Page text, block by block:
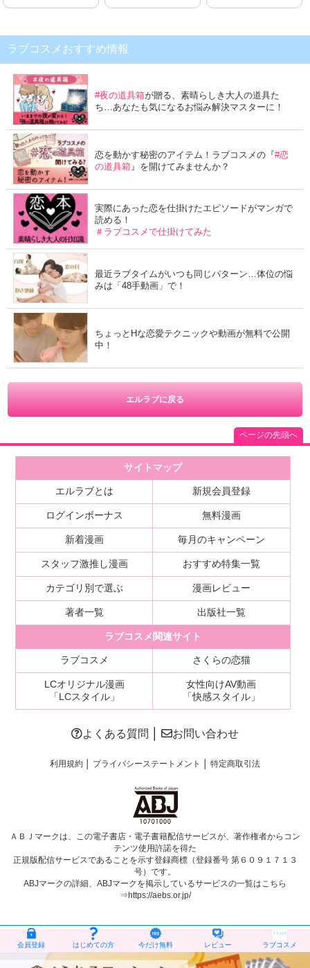
ラブコスメおすすめ情報
#夜の道具箱が贈る、素晴らしき大人の道具た
ち…あなたも気になるお悩み解決マスターに！
恋を動かす秘密のアイテム！ラブコスメの『#恋
の道具箱』を開けてみませんか？
実際にあった恋を仕掛けたエピソードがマンガで
読める！
＃ラブコスメで仕掛けてみた
最近ラブタイムがいつも同じパターン…体位の悩
みは「48手動画」で！
ちょっとHな恋愛テクニックや動画が無料で公開
中！
エルラブに戻る
ページの先頭へ
サイトマップ
エルラブとは 新規会員登録
ログインボーナス 無料漫画
新着漫画 毎月のキャンペーン
スタッフ激推し漫画 おすすめ特集一覧
カテゴリ別で選ぶ 漫画レビュー
著者一覧 出版社一覧
ラブコスメ関連サイト
ラブコスメ さくらの恋猫
LCオリジナル漫画
「LCスタイル」
女性向けAV動画
「快感スタイル」
よくある質問 お問い合わせ
利用規約│ プライバシーステートメント 特定商取引法
ＡＢＪマークは、この電子書店・電子書籍配信サービスが、著作権者からコン
テンツ使用許諾を得た
正規版配信サービスであることを示す登録商標（登録番号 第６０９１７１３
号）です。
ABJマークの詳細、ABJマークを掲示しているサービスの一覧はこちら
⇒ https://aebs.or.jp/
(C)エルラブ
エルラブは、登録商標です【商標登録第5775440号】
会員登録 はじめての方 今だけ無料 レビュー ラブコスメ